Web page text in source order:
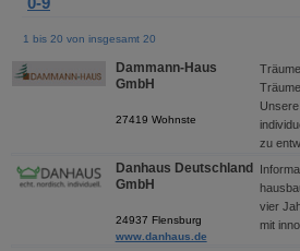
1 bis 20 von insgesamt 20
Dammann-Haus
GmbH
27419 Wohnste
zu
Danhaus Deutschland
GmbH
24937 Flensburg
www.danhaus.de
vier
mit